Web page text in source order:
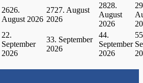
2626.
August 2026
2727. August
2026
2828.
August
2026
29
22.
September
2026
33. September
2026
44.
September
2026
5